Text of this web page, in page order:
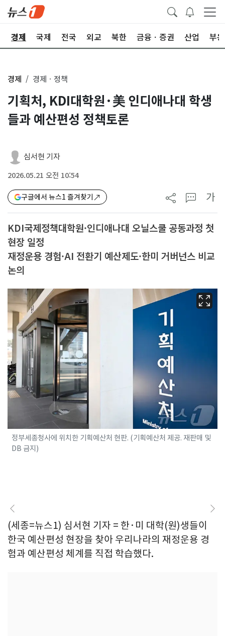
경제 국제 전국 외교 북한 금융ㆍ증권 산업 부
경제 경제ㆍ정책
기획처, KDI대학원·美 인디애나대 학생
들과 예산편성 정책토론
심서현 기자
2026.05.21 오전 10:54
구글에서 뉴스1 즐겨찾기 가
KDI국제정책대학원·인디애나대 오닐스쿨 공동과정 첫
현장 일정
재정운용 경험·AI 전환기 예산제도·한미 거버넌스 비교
논의
정부세종청사에 위치한 기획예산처 현판. (기획예산처 제공. 재판매 및
DB 금지)
(세종=뉴스1) 심서현 기자 = 한·미 대학(원)생들이
한국 예산편성 현장을 찾아 우리나라의 재정운용 경
험과 예산편성 체계를 직접 학습했다.